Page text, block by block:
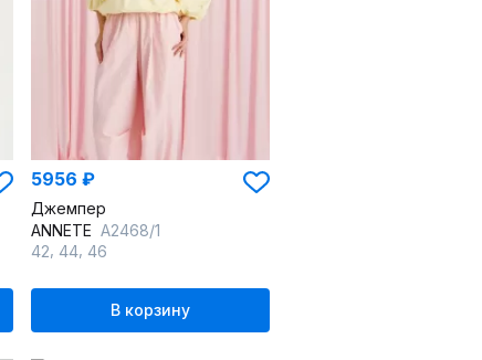
5956 ₽
Джемпер
ANNETE A2468/1
42 44 46
В корзину